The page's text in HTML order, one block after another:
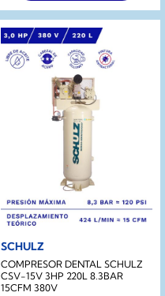
SCHULZ
COMPRESOR DENTAL SCHULZ
CSV-15V 3HP 220L 8.3BAR
15CFM 380V